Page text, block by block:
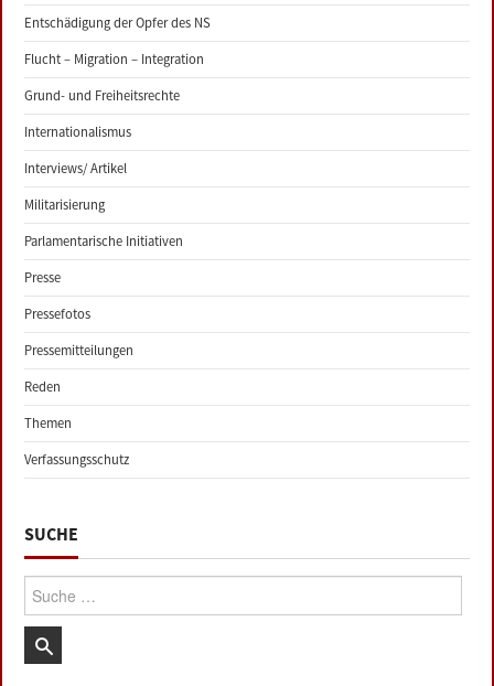
Entschädigung der Opfer des NS
Flucht – Migration – Integration
Grund- und Freiheitsrechte
Internationalismus
Interviews/ Artikel
Militarisierung
Parlamentarische Initiativen
Presse
Pressefotos
Pressemitteilungen
Reden
Themen
Verfassungsschutz
SUCHE
Suche: